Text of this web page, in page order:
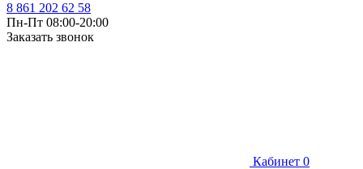
8 861 202 62 58
Пн-Пт 08:00-20:00
Заказать звонок
Кабинет 0